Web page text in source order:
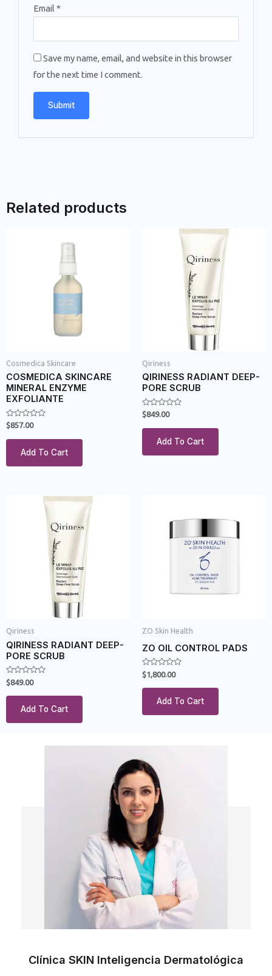
Email*
Save my name, email, and website in this browser
for the next time I comment.
Related products
Cosmedica Skincare
COSMEDICA SKINCARE
MINERAL ENZYME
EXFOLIANTE
Rated
0
out
$857.00
Add To Cart
Qiriness
QIRINESS RADIANT DEEP-
PORE SCRUB
Rated
0
out
$849.00
Add To Cart
Qiriness
QIRINESS RADIANT DEEP-
PORE SCRUB
Rated
0
out
$849.00
Add To Cart
ZO Skin Health
ZO OIL CONTROL PADS
Rated
0
out
$1,800.00
Add To Cart
Clínica SKIN Inteligencia Dermatológica